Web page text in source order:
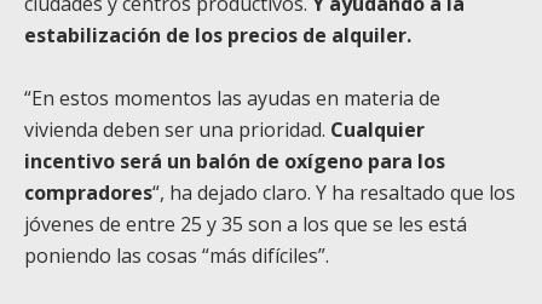
estabilización de los precios de alquiler.
“En estos momentos las ayudas en materia de
vivienda deben ser una prioridad. Cualquier
incentivo será un balón de oxígeno para los
compradores“, ha dejado claro. Y ha resaltado que los
jóvenes de entre 25 y 35 son a los que se les está
poniendo las cosas “más difíciles”.